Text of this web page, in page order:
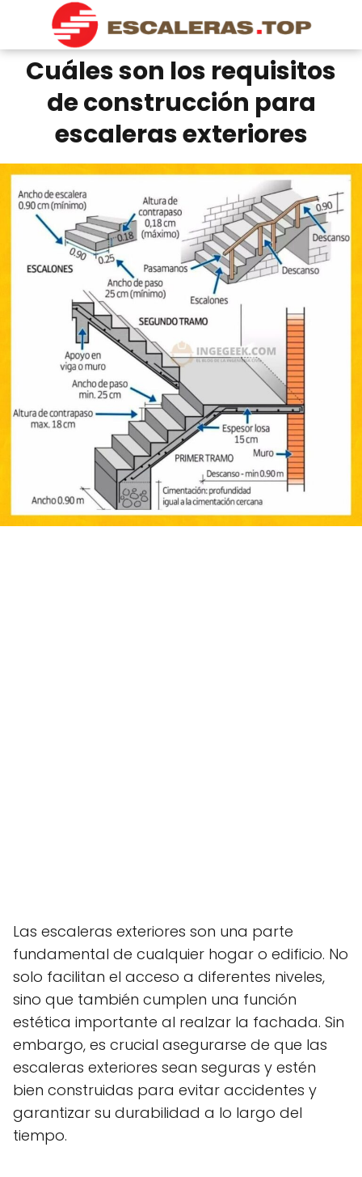
Cuáles son los requisitos
de construcción para
escaleras exteriores
Las escaleras exteriores son una parte
fundamental de cualquier hogar o edificio. No
solo facilitan el acceso a diferentes niveles,
sino que también cumplen una función
estética importante al realzar la fachada. Sin
embargo, es crucial asegurarse de que las
escaleras exteriores sean seguras y estén
bien construidas para evitar accidentes y
garantizar su durabilidad a lo largo del
tiempo.